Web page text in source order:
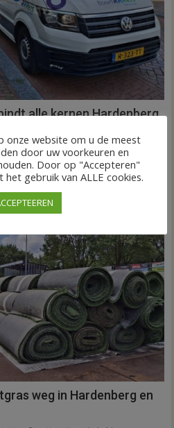
alle kernen Hardenberg
Reacties uitgeschakeld
Nieuw
ov-
systeem
Hardenberg
jaar moet een extra systeem
vervoer tot in...
weg in Hardenberg en
onze website om u de meest
door uw voorkeuren en
Door op "Accepteren"
gebruik van ALLE cookies.